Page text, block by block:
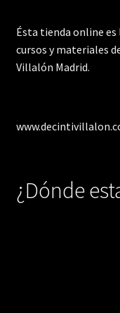
Ésta tienda online
cursos y materiales
Villalón Madrid.
¿Dónde